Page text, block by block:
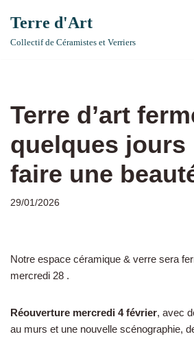
Aller
Terre d'Art
Collectif de Céramistes et Verriers
Terre d’art
quelques jours
faire une
29/01/2026
Notre espace céramique & verre sera
mercredi 28 .
Réouverture mercredi 4 février, avec
au murs et une nouvelle scénographie,